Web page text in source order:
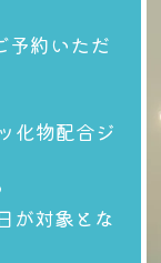
約いただ
化物配合ジ
が対象とな